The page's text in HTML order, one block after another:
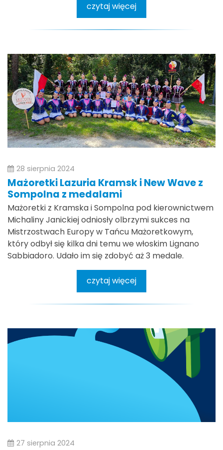
czytaj więcej
28 sierpnia 2024
Mażoretki Lazuria Kramsk i New Wave z
Sompolna z medalami
Mażoretki z Kramska i Sompolna pod kierownictwem
Michaliny Janickiej odniosły olbrzymi sukces na
Mistrzostwach Europy w Tańcu Mażoretkowym,
który odbył się kilka dni temu we włoskim Lignano
Sabbiadoro. Udało im się zdobyć aż 3 medale.
czytaj więcej
27 sierpnia 2024